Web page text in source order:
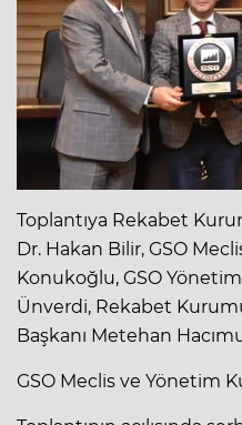
Toplantıya Rekabet
Dr. Hakan Bilir, GSO
Konukoğlu, GSO
Ünverdi, Rekabet
Başkanı Metehan
GSO Meclis ve Yönetim